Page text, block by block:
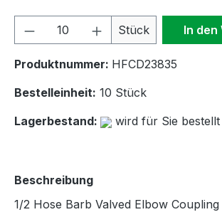
Produkt Anzahl: Gib den
Stück In den
Produktnummer: HFCD23835
Bestelleinheit: 10 Stück
Lagerbestand:
wird für Sie bestellt
Beschreibung
1/2 Hose Barb Valved Elbow